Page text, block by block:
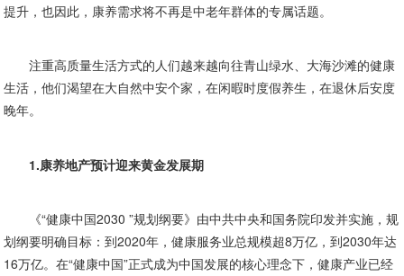
提升，也因此，康养需求将不再是中老年群体的专属话题。
注重高质量生活方式的人们越来越向往青山绿水、大海沙滩的健康
生活，他们渴望在大自然中安个家，在闲暇时度假养生，在退休后安度
晚年。
1.康养地产预计迎来黄金发展期
《“健康中国2030 ”规划纲要》由中共中央和国务院印发并实施，规
划纲要明确目标：到2020年，健康服务业总规模超8万亿，到2030年达
16万亿。在“健康中国”正式成为中国发展的核心理念下，健康产业已经